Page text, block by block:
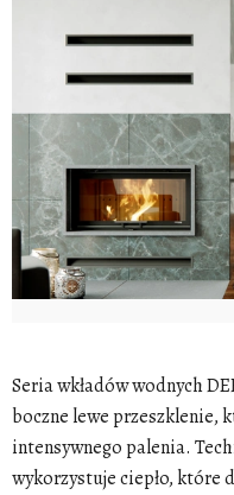
Seria wkładów wodnych
boczne lewe przeszklenie,
intensywnego palenia.
wykorzystuje ciepło, które